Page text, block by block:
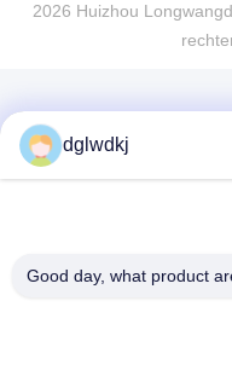
2026 Huizhou
dglwdkj
Good day, what product